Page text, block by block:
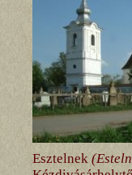
Esztelnek